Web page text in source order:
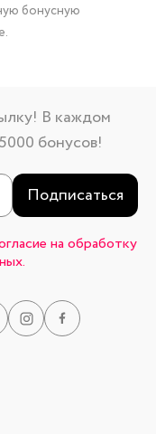
бонусную
В каждом
бонусов!
Подписаться
на обработку